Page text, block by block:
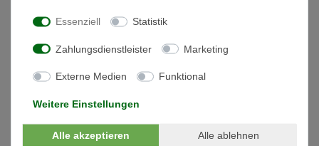
- Zertifikate: CE, CEC, IEC 62619, IEC 62040, UN38.3, VDE
- mögliche Erweiterung: bis zu 4 Einheiten parallel
verfügbar)
Set enthält:
Essenziell Statistik
Zahlungsdienstleister Marketing
Externe Medien Funktional
Weitere Einstellungen
Alle akzeptieren Alle ablehnen